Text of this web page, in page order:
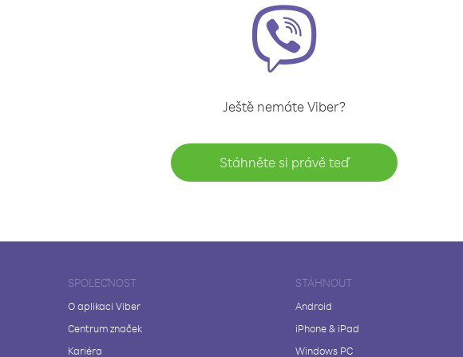
Ještě nemáte Viber?
Stáhněte si právě teď
SPOLEČNOST
O aplikaci Viber
Centrum značek
Kariéra
STÁHNOUT
Android
iPhone & iPad
Windows PC